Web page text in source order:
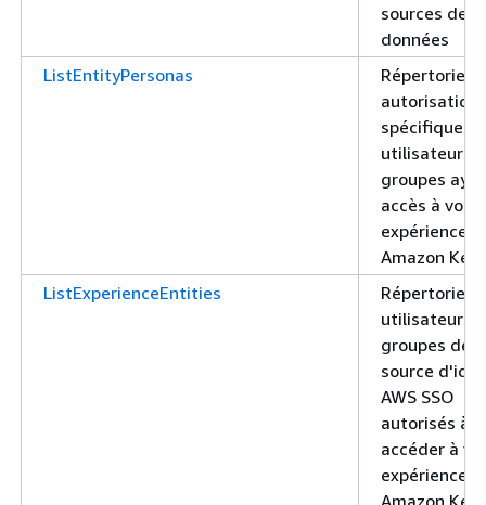
sources de
données
ListEntityPersonas
Répertorie
autorisations
spécifiques
utilisateurs
groupes
accès à votre
expérience
Amazon
ListExperienceEntities
Répertorie
utilisateurs
groupes de
source
AWS SSO
autorisés à
accéder à
expérience
Amazon